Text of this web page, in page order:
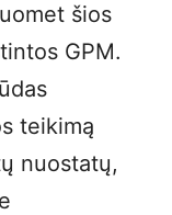
šios
GPM.
teikimą
nuostatų,